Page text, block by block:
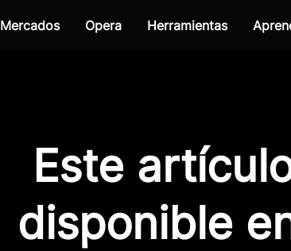
Mercados Opera Herramientas
Este
disponible